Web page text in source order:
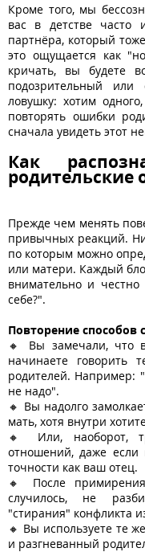
Кроме того, мы
вас в детстве часто
партнёра, который
это ощущается как
кричать, вы будете
подозрительный
ловушку: хотим
повторять ошибки
сначала увидеть этот
Как
родительские
Прежде чем менять
привычных реакций.
по которым можно
или матери. Каждый
внимательно и
себе?".
Повторение
🔸 Вы замечали, что
начинаете
родителей. Например:
не надо".
🔸 Вы надолго
мать, хотя внутри
🔸 Или, наоборот,
отношений, даже
точности как ваш отец.
🔸 После
случилось, не
"стирания" конфликта
🔸 Вы используете те
и разгневанный